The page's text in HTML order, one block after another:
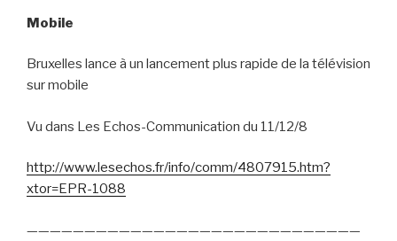
Mobile
Bruxelles lance à un lancement plus rapide de la télévision
sur mobile
Vu dans Les Echos-Communication du 11/12/8
http://www.lesechos.fr/info/comm/4807915.htm?
xtor=EPR-1088
—————————————————————————————